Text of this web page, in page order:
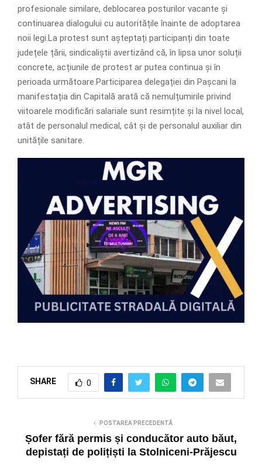
profesionale similare, deblocarea posturilor vacante și
continuarea dialogului cu autoritățile înainte de adoptarea
noii legi.La protest sunt așteptați participanți din toate
județele țării, sindicaliștii avertizând că, în lipsa unor soluții
concrete, acțiunile de protest ar putea continua și în
perioada următoare.Participarea delegației din Pașcani la
manifestația din Capitală arată că nemulțumirile privind
viitoarele modificări salariale sunt resimțite și la nivel local,
atât de personalul medical, cât și de personalul auxiliar din
unitățile sanitare.
SHARE 0
POSTAREA PRECEDENTĂ
Șofer fără permis și conducător auto băut,
depistați de polițiști la Stolniceni-Prăjescu